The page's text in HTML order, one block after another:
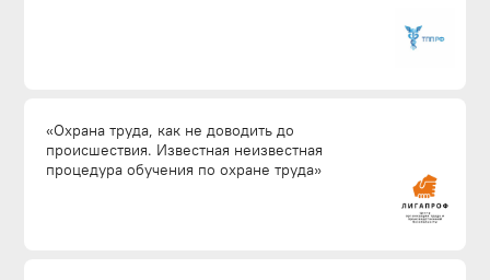
«Охрана труда, как не доводить до
происшествия. Известная неизвестная
процедура обучения по охране труда»